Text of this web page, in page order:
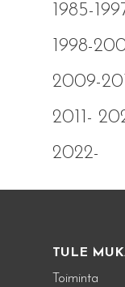
1985-
1998-
2009-
2011-
2022-
TULE
Toiminta